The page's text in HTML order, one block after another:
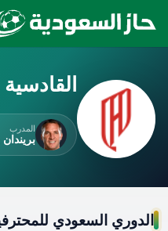
القادسية
المدرب
الدوري السعودي